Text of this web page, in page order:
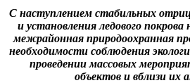
С наступлением стабильных
и установления ледового
межрайонная природоохранная
необходимости соблюдения
проведении массовых
объектов и вблизи их